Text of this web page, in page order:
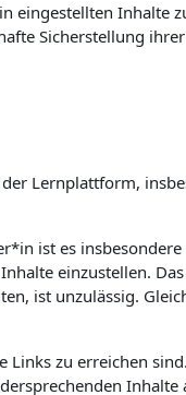
eingestellten Inhalte
Sicherstellung
Lernplattform,
ist es insbesondere
einzustellen.
ist unzulässig.
zu erreichen
Inhalte